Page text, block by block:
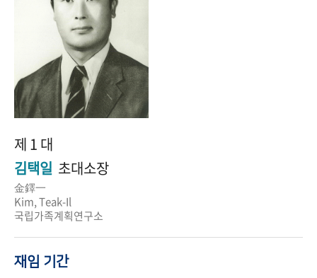
제 1 대
김택일 초대소장
金鐸一
Kim, Teak-Il
국립가족계획연구소
재임 기간